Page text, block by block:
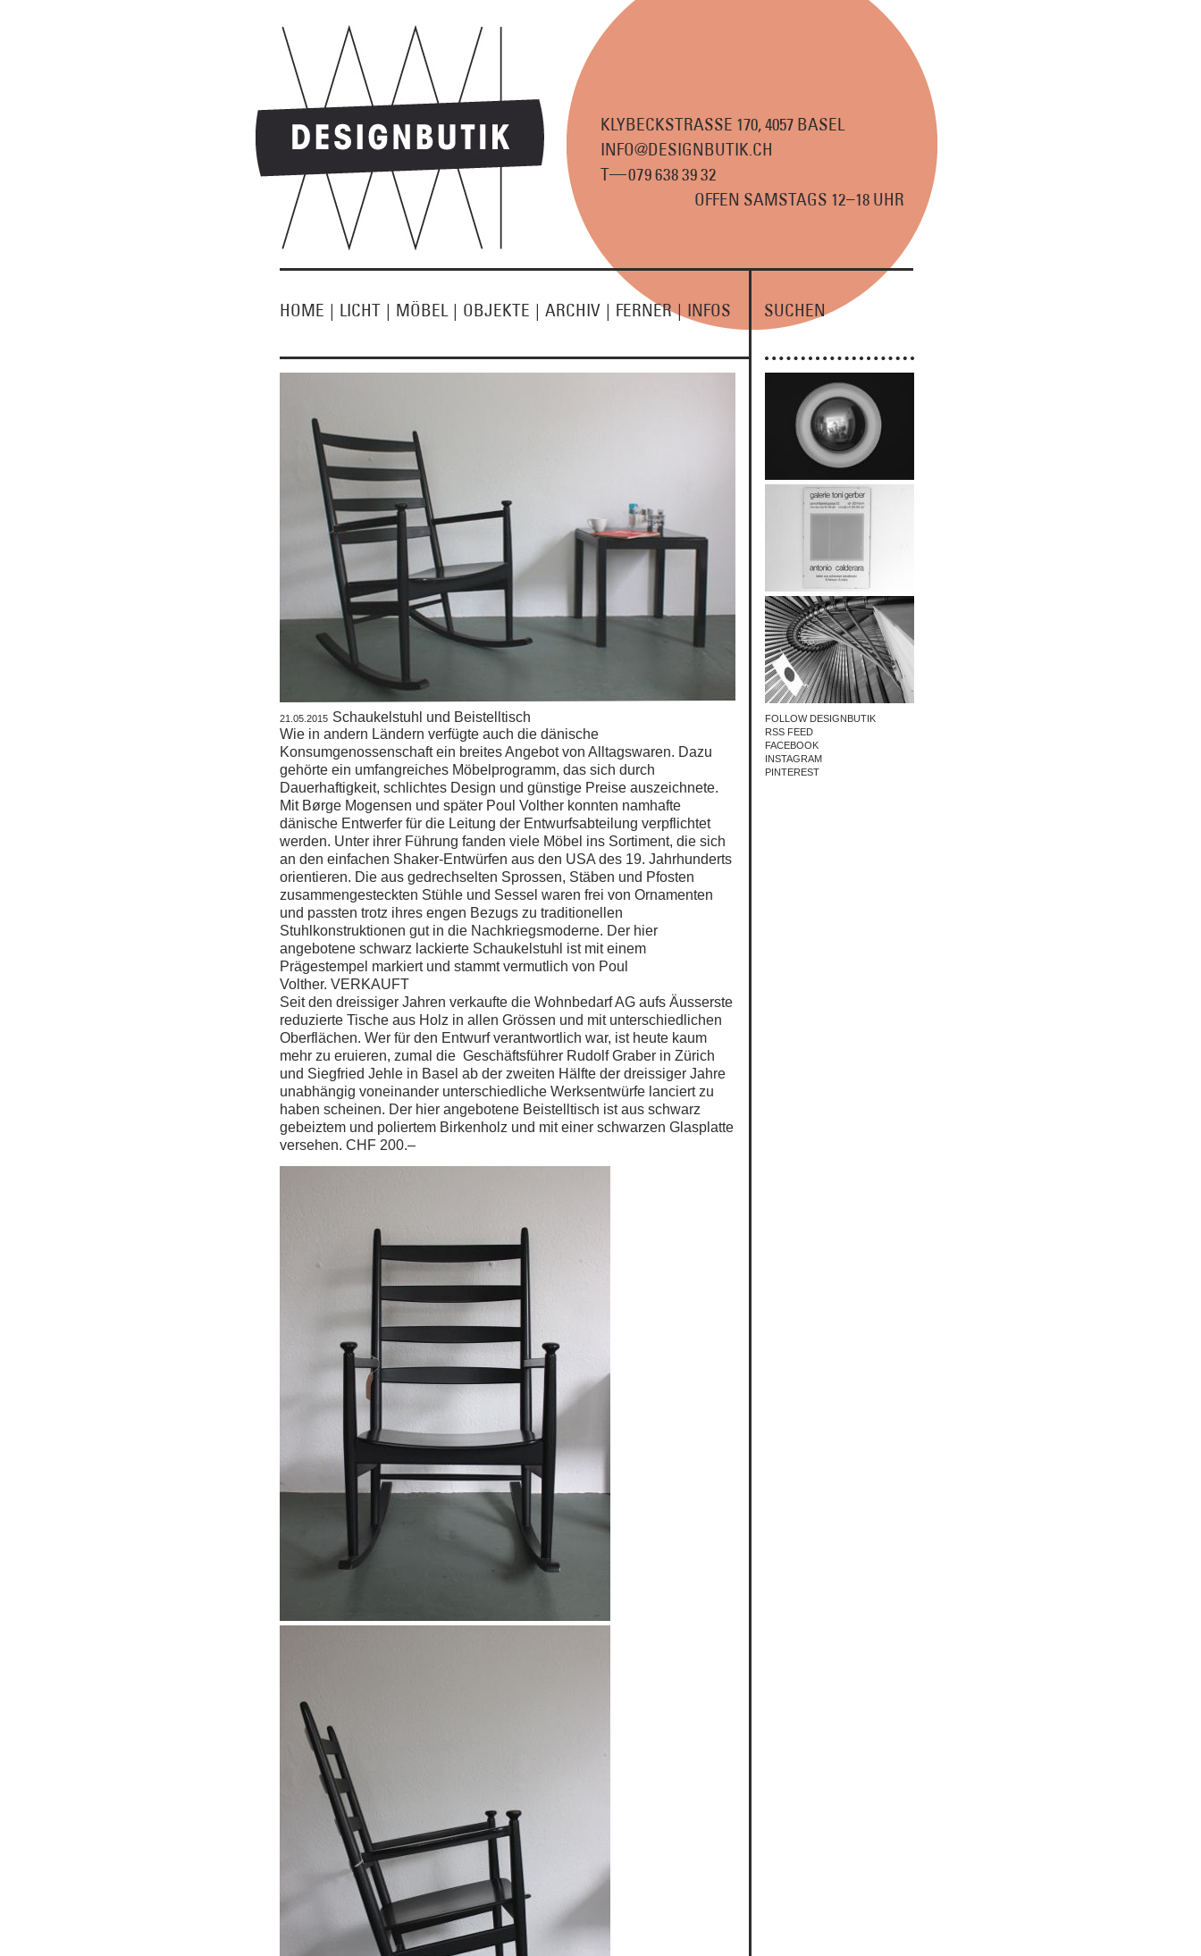
KLYBECKSTRASSE 170, 4057 BASEL
INFO@DESIGNBUTIK.CH
T—0796383932
OFFEN SAMSTAGS 12–18 UHR
HOME | LICHT | MÖBEL | OBJEKTE | ARCHIV | FERNER | INFOS SUCHEN
FOLLOW DESIGNBUTIK
RSS FEED
FACEBOOK
INSTAGRAM
PINTEREST
21.05.2015 Schaukelstuhl und Beistelltisch
Wie in andern Ländern verfügte auch die dänische
Konsumgenossenschaft ein breites Angebot von Alltagswaren. Dazu
gehörte ein umfangreiches Möbelprogramm, das sich durch
Dauerhaftigkeit, schlichtes Design und günstige Preise auszeichnete.
Mit Børge Mogensen und später Poul Volther konnten namhafte
dänische Entwerfer für die Leitung der Entwurfsabteilung verpflichtet
werden. Unter ihrer Führung fanden viele Möbel ins Sortiment, die sich
an den einfachen Shaker-Entwürfen aus den USA des 19. Jahrhunderts
orientieren. Die aus gedrechselten Sprossen, Stäben und Pfosten
zusammengesteckten Stühle und Sessel waren frei von Ornamenten
und passten trotz ihres engen Bezugs zu traditionellen
Stuhlkonstruktionen gut in die Nachkriegsmoderne. Der hier
angebotene schwarz lackierte Schaukelstuhl ist mit einem
Prägestempel markiert und stammt vermutlich von Poul
Volther. VERKAUFT
Seit den dreissiger Jahren verkaufte die Wohnbedarf AG aufs Äusserste
reduzierte Tische aus Holz in allen Grössen und mit unterschiedlichen
Oberflächen. Wer für den Entwurf verantwortlich war, ist heute kaum
mehr zu eruieren, zumal die Geschäftsführer Rudolf Graber in Zürich
und Siegfried Jehle in Basel ab der zweiten Hälfte der dreissiger Jahre
unabhängig voneinander unterschiedliche Werksentwürfe lanciert zu
haben scheinen. Der hier angebotene Beistelltisch ist aus schwarz
gebeiztem und poliertem Birkenholz und mit einer schwarzen Glasplatte
versehen. CHF 200.–